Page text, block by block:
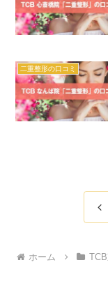
二重整形の口コミ
前
ホーム